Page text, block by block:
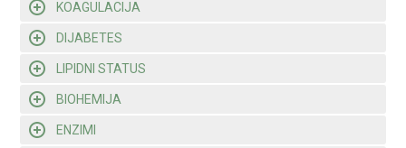
KOAGULACIJA
DIJABETES
LIPIDNI STATUS
BIOHEMIJA
ENZIMI